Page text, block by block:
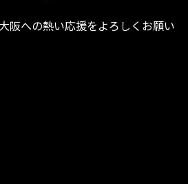
阪への熱い応援をよろしくお願い